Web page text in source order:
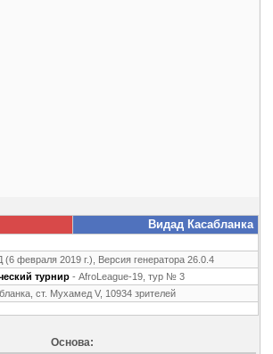
Видад Касабланка
(6 февраля 2019 г.), Версия генератора 26.0.4
турнир - AfroLeague-19, тур № 3
ст. Мухамед V, 10934 зрителей
Основа: